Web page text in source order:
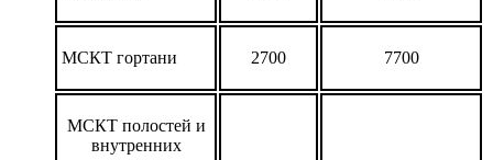
МСКТ гортани 2700 7700
МСКТ полостей и
внутренних